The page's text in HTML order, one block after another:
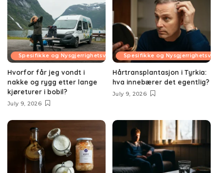
Spesifikke og Nysgjerrighetsvekkende Temaer
Hvorfor får jeg vondt i
nakke og rygg etter lange
kjøreturer i bobil?
July 9, 2026
Spesifikke og
Hårtransplantasjon i Tyrkia:
hva innebærer det egentlig?
July 9, 2026